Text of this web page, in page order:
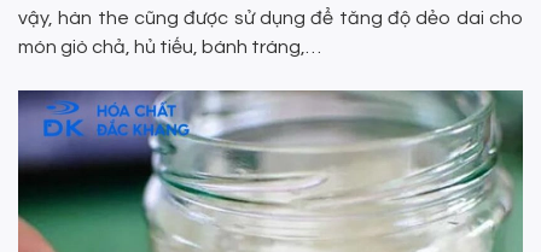
vậy, hàn the cũng được sử dụng để tăng độ dẻo dai cho
món giò chả, hủ tiếu, bánh tráng,…